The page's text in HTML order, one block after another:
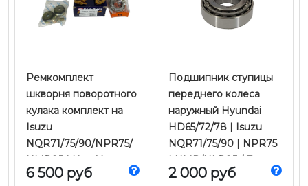
Ремкомплект
шкворня поворотного
кулака комплект на
Isuzu
NQR71/75/90/NPR75/
NMR85 | NamYang
6 500 руб
​​​​​​​Подшипник ступицы
переднего колеса
наружный Hyundai
HD65/72/78 | Isuzu
NQR71/75/90 | NPR75
| NMR/NLR85 / Fuso
Canter / Hino-300 У/К |
2 000 руб